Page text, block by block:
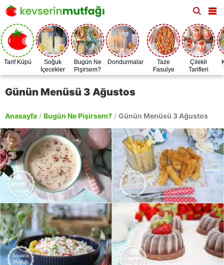
Tarif Küpü
Soğuk
İçecekler
Bugün Ne
Pişirsem?
Dondurmalar
Taze
Fasulye
Zamanı
Çilekli
Tarifleri
Günün Menüsü 3 Ağustos
Anasayfa / Bugün Ne Pişirsem? / Günün Menüsü 3 Ağustos